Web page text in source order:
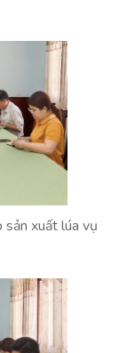
sản xuất lúa vụ